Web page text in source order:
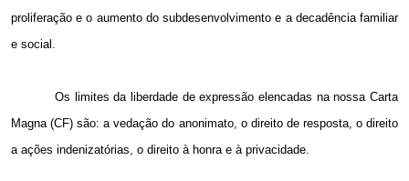
proliferação e o aumento do subdesenvolvimento e a decadência familiar
e social.
Os limites da liberdade de expressão elencadas na nossa Carta
Magna (CF) são: a vedação do anonimato, o direito de resposta, o direito
a ações indenizatórias, o direito à honra e à privacidade.